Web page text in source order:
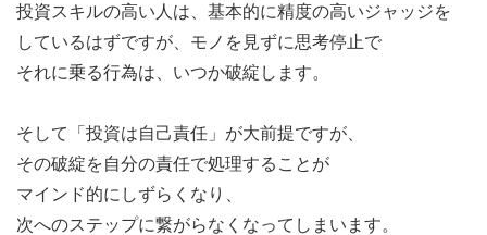
投資スキルの高い人は、基本的に精度の高いジャッジを
しているはずですが、モノを見ずに思考停止で
それに乗る行為は、いつか破綻します。
そして「投資は自己責任」が大前提ですが、
その破綻を自分の責任で処理することが
マインド的にしずらくなり、
次へのステップに繋がらなくなってしまいます。